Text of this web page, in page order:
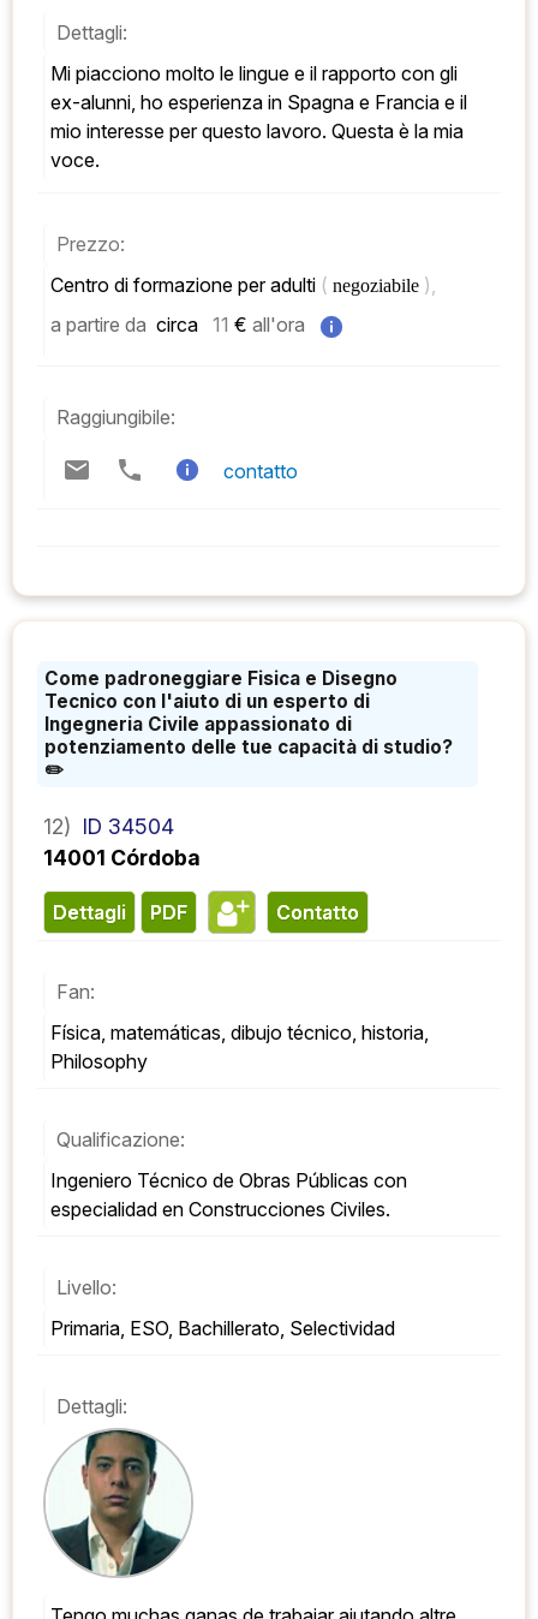
Dettagli:
Mi piacciono molto le lingue e il rapporto con gli
ex-alunni, ho esperienza in Spagna e Francia e il
mio interesse per questo lavoro. Questa è la mia
voce.
Prezzo:
Centro di formazione per adulti ( negoziabile ),
a partire da circa 11 € all'ora
Raggiungibile:
contatto
Come padroneggiare Fisica e Disegno
Tecnico con l'aiuto di un esperto di
Ingegneria Civile appassionato di
potenziamento delle tue capacità di studio?
✏️
12) ID 34504
14001 Córdoba
Dettagli PDF contatto
Fan:
Física, matemáticas, dibujo técnico, historia,
Philosophy
Qualificazione:
Ingeniero Técnico de Obras Públicas con
especialidad en Construcciones Civiles.
Livello:
Primaria, ESO, Bachillerato, Selectividad
Dettagli: